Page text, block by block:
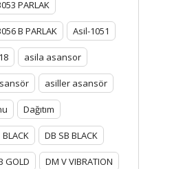
PARLAK
B PARLAK Asil-1051
asila asansor
asiller asansör
Dağıtım
DB SB BLACK
GOLD DM V VIBRATION